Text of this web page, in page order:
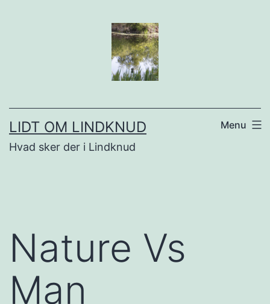
LIDT OM LINDKNUD
Hvad sker der i Lindknud
Menu
Nature Vs
Man